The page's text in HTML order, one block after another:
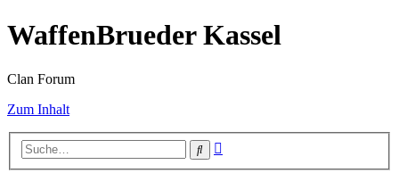
WaffenBrueder Kassel
Clan Forum
Zum Inhalt
Suche